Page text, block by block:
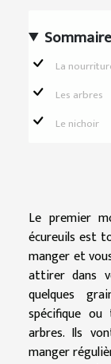
Sommaire
La
Les arbres
Le nichoir
Le premier
écureuils est
manger et
attirer dans
quelques
spécifique
arbres. Ils
manger